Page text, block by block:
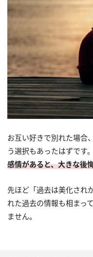
お互い好きで別れた場合
う選択もあったはずです
感情があると、大きな後
先ほど「過去は美化され
れた過去の情報も相まっ
ません。